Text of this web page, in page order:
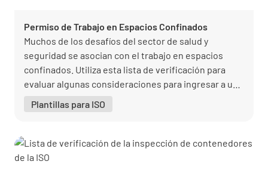
Permiso de Trabajo en Espacios Confinados
Muchos de los desafíos del sector de salud y
seguridad se asocian con el trabajo en espacios
confinados. Utiliza esta lista de verificación para
evaluar algunas consideraciones para ingresar a un
Plantillas para ISO